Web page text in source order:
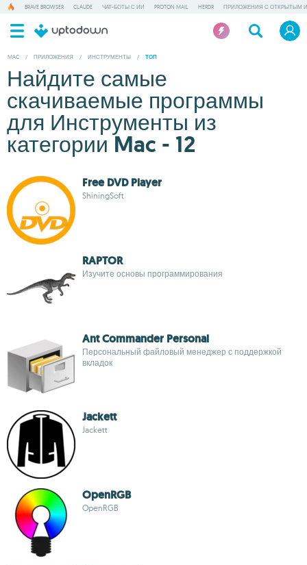
BRAVE BROWSER CLAUDE ЧАТ-БОТЫ С ИИ PROTON MAIL HERDR ПРИЛОЖЕНИЯ С ОТКРЫТЫМ
MAC / ПРИЛОЖЕНИЯ / ИНСТРУМЕНТЫ / ТОП
Найдите самые
скачиваемые программы
для Инструменты из
категории Mac - 12
Free DVD Player
ShiningSoft
RAPTOR
Изучите основы программирования
Ant Commander Personal
Персональный файловый менеджер с поддержкой
вкладок
Jackett
Jackett
OpenRGB
OpenRGB